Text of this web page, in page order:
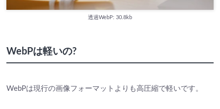
透過WebP: 30.8kb
WebPは軽いの?
WebPは現行の画像フォーマットよりも高圧縮で軽いです。